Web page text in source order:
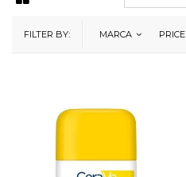
FILTER BY: MARCA PRICE